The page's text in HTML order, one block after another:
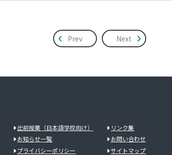
Prev Next
出前授業（日本語学校向け）
お知らせ一覧
プライバシーポリシー
リンク集
お問い合わせ
サイトマップ